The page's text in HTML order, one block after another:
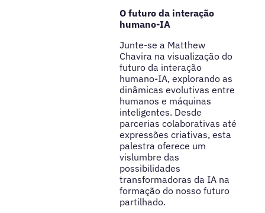
O futuro da interação
humano-IA
Junte-se a Matthew
Chavira na visualização do
futuro da interação
humano-IA, explorando as
dinâmicas evolutivas entre
humanos e máquinas
inteligentes. Desde
parcerias colaborativas até
expressões criativas, esta
palestra oferece um
vislumbre das
possibilidades
transformadoras da IA na
formação do nosso futuro
partilhado.